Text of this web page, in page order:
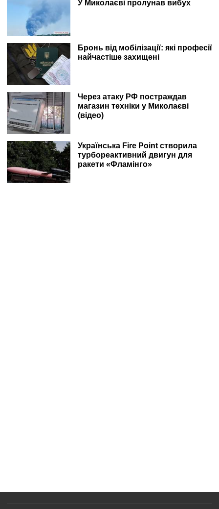
У Миколаєві пролунав вибух
Бронь від мобілізації: які професії
найчастіше захищені
Через атаку РФ постраждав
магазин техніки у Миколаєві
(відео)
Українська Fire Point створила
турбореактивний двигун для
ракети «Фламінго»